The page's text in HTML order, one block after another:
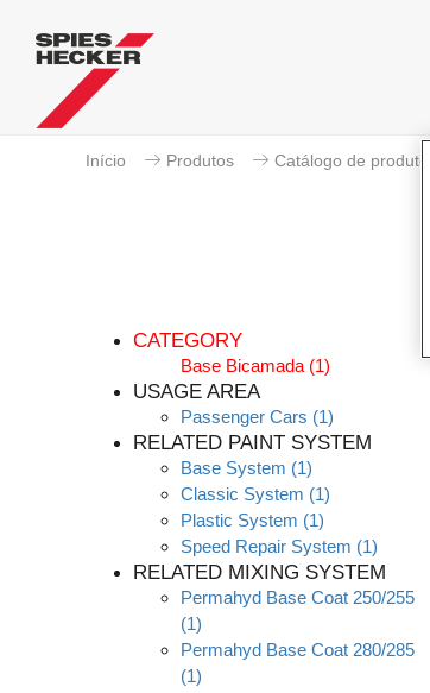
Início Produtos Catálogo de produtos
CATEGORY
Base Bicamada (1)
USAGE AREA
Passenger Cars (1)
RELATED PAINT SYSTEM
Base System (1)
Classic System (1)
Plastic System (1)
Speed Repair System (1)
RELATED MIXING SYSTEM
Permahyd Base Coat 250/255
(1)
Permahyd Base Coat 280/285
(1)